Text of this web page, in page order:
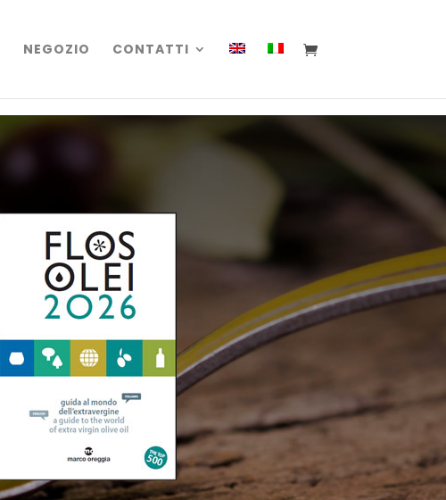
NEGOZIO CONTATTI